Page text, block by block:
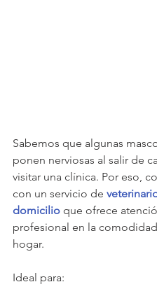
Sabemos que algunas
ponen nerviosas al salir de
visitar una clínica. Por eso,
con un servicio de
domicilio que ofrece
profesional en la
hogar.
Ideal para: